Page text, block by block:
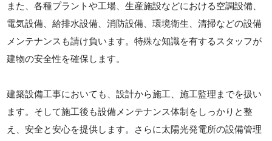
また、各種プラントや工場、生産施設などにおける空調設備、
電気設備、給排水設備、消防設備、環境衛生、清掃などの設備
メンテナンスも請け負います。特殊な知識を有するスタッフが
建物の安全性を確保します。
建築設備工事においても、設計から施工、施工監理までを扱い
ます。そして施工後も設備メンテナンス体制をしっかりと整
え、安全と安心を提供します。さらに太陽光発電所の設備管理